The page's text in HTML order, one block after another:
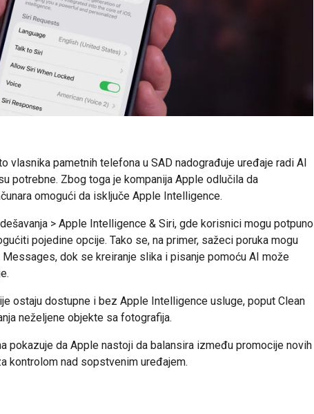
vlasnika pametnih telefona u SAD nadograđuje uređaje radi AI
potrebne. Zbog toga je kompanija Apple odlučila da
omogući da isključe Apple Intelligence.
> Apple Intelligence & Siri, gde korisnici mogu potpuno
pojedine opcije. Tako se, na primer, sažeci poruka mogu
dok se kreiranje slika i pisanje pomoću AI može
ostaju dostupne i bez Apple Intelligence usluge, poput Clean
neželjene objekte sa fotografija.
pokazuje da Apple nastoji da balansira između promocije novih
kontrolom nad sopstvenim uređajem.